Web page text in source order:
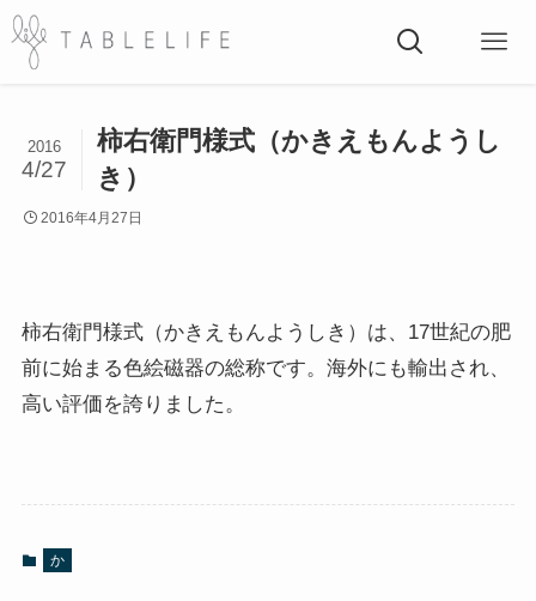
柿右衛門様式（かきえもんようし
き）
2016
4/27
2016年4月27日
柿右衛門様式（かきえもんようしき）は、17世紀の肥
前に始まる色絵磁器の総称です。海外にも輸出され、
高い評価を誇りました。
か